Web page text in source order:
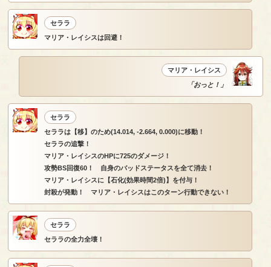
セララ
マリア・レイシスは回避！
マリア・レイシス
「おっと！」
セララ
セララは【移】のため(14.014, -2.664, 0.000)に移動！
セララの追撃！
マリア・レイシスのHPに725のダメージ！
攻勢BS回復60！ 自身のバッドステータスを全て消去！
マリア・レイシスに【石化(効果時間2倍)】を付与！
封殺が発動！ マリア・レイシスはこのターン行動できない！
セララ
セララの全力全壊！